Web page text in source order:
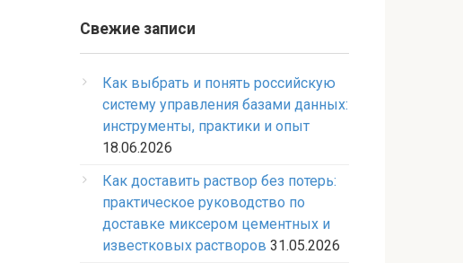
Свежие записи
Как выбрать и понять российскую
систему управления базами данных:
инструменты, практики и опыт
18.06.2026
Как доставить раствор без потерь:
практическое руководство по
доставке миксером цементных и
известковых растворов 31.05.2026